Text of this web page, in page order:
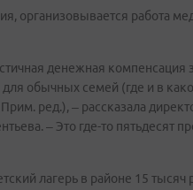
организовывается работа
денежная компенсация
обычных семей (где и в
ред.), – рассказала
– Это где-то пятьдесят
лагерь в районе 15 тысяч